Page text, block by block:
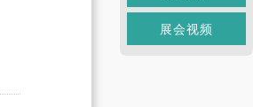
展会视频